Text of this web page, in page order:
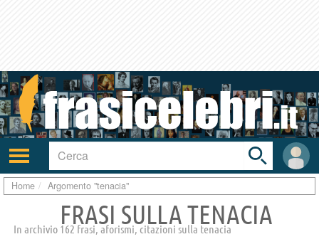
Attiva/disattiva
navigazione
User
area
Toggle
search
bar
Home Argomento "tenacia"
FRASI SULLA TENACIA
In archivio 162 frasi, aforismi, citazioni sulla tenacia